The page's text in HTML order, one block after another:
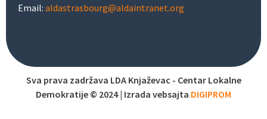
Email: aldastrasbourg@aldaintranet.org
Sva prava zadržava LDA Knjaževac - Centar Lokalne
Demokratije © 2024 | Izrada vebsajta DIGIPROM